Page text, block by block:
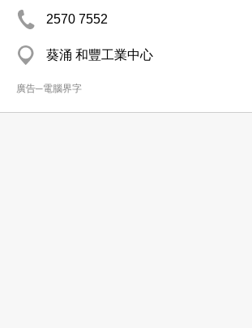
2570 7552
葵涌 和豐工業中心
廣告─電腦界字